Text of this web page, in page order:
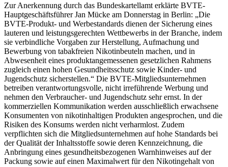
Zur Anerkennung durch das Bundeskartellamt erklärte BVTE-
Hauptgeschäftsführer Jan Mücke am Donnerstag in Berlin: „Die
BVTE-Produkt- und Werbestandards dienen der Sicherung eines
lauteren und leistungsgerechten Wettbewerbs in der Branche, indem
sie verbindliche Vorgaben zur Herstellung, Aufmachung und
Bewerbung von tabakfreien Nikotinbeuteln machen, und in
Abwesenheit eines produktangemessenen gesetzlichen Rahmens
zugleich einen hohen Gesundheitsschutz sowie Kinder- und
Jugendschutz sicherstellen.“ Die BVTE-Mitgliedsunternehmen
betreiben verantwortungsvolle, nicht irreführende Werbung und
nehmen den Verbraucher- und Jugendschutz sehr ernst. In der
kommerziellen Kommunikation werden ausschließlich erwachsene
Konsumenten von nikotinhaltigen Produkten angesprochen, und die
Risiken des Konsums werden nicht verharmlost. Zudem
verpflichten sich die Mitgliedsunternehmen auf hohe Standards bei
der Qualität der Inhaltsstoffe sowie deren Kennzeichnung, die
Anbringung eines gesundheitsbezogenen Warnhinweises auf der
Packung sowie auf einen Maximalwert für den Nikotingehalt von